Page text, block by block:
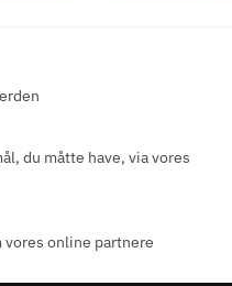
du måtte have, via vores
vores online partnere